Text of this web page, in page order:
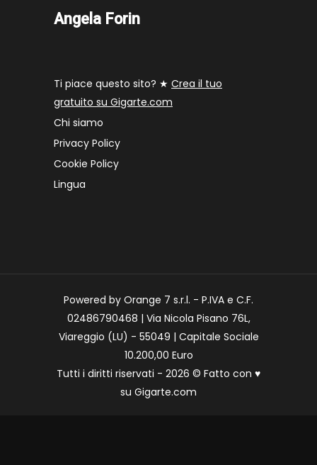
Angela Forin
Ti piace questo sito? ★ Crea il tuo
gratuito su Gigarte.com
Chi siamo
Privacy Policy
Cookie Policy
Lingua
Powered by Orange 7 s.r.l. - P.IVA e C.F.
02486790468 | Via Nicola Pisano 76L,
Viareggio (LU) - 55049 | Capitale Sociale
10.200,00 Euro
Tutti i diritti riservati - 2026 © Fatto con ♥
su Gigarte.com